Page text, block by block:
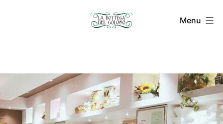
del
Goloso
Menu